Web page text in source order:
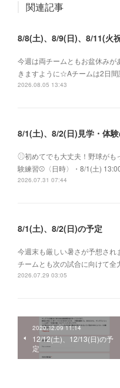
関連記事
8/8(土)、8/9(日)、8/11(火
今週は両チームともお盆休み
きますように☆Aチームは2日
2026.08.05 13:43
8/1(土)、8/2(日)見学・体
⚾︎初めてでも大丈夫！野球がも
験練習⚾〈日時〉・8/1(土)
2026.07.31 07:44
8/1(土)、8/2(日)の予定
今週末も厳しい暑さが予想さ
チームとも次の試合に向けて全
2026.07.29 03:05
2020.12.09 11:14
12/12(土)、12/13(日)の予
定